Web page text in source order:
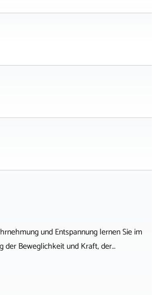
und Entspannung lernen Sie im
der Beweglichkeit und Kraft, der…